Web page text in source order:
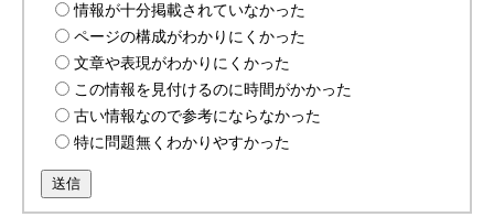
情報が十分掲載されていなかった
ページの構成がわかりにくかった
文章や表現がわかりにくかった
この情報を見付けるのに時間がかかった
古い情報なので参考にならなかった
特に問題無くわかりやすかった
送信